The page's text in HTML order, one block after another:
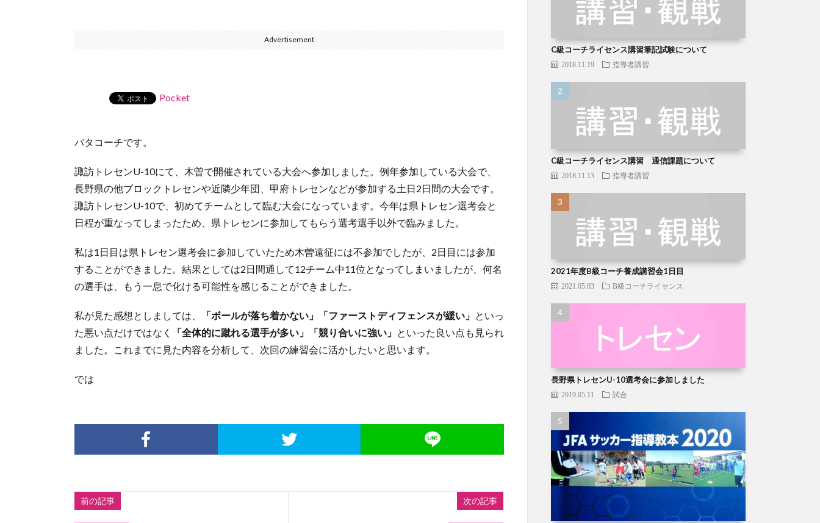
Advertisement
Pocket
バタコーチです。
諏訪トレセンU-10にて、木曽で開催されている大会へ参加しました。例年参加している大会で、
長野県の他ブロックトレセンや近隣少年団、甲府トレセンなどが参加する土日2日間の大会です。
諏訪トレセンU-10で、初めてチームとして臨む大会になっています。今年は県トレセン選考会と
日程が重なってしまったため、県トレセンに参加してもらう選考選手以外で臨みました。
私は1日目は県トレセン選考会に参加していたため木曽遠征には不参加でしたが、2日目には参加
することができました。結果としては2日間通して12チーム中11位となってしまいましたが、何名
の選手は、もう一息で化ける可能性を感じることができました。
私が見た感想としましては、 「ボールが落ち着かない」「ファーストディフェンスが緩い」 といっ
た悪い点だけではなく
「全体的に蹴れる選手が多い」「競り合いに強い」 といった良い点も見られ
ました。これまでに見た内容を分析して、次回の練習会に活かしたいと思います。
では
前の記事 次の記事
C級コーチライセンス講習筆記試験について
2018.11.19 指導者講習
C級コーチライセンス講習 通信課題について
2018.11.13 指導者講習
2021年度B級コーチ養成講習会1日目
2021.05.03 B級コーチライセンス
長野県トレセンU-10選考会に参加しました
2019.05.11 試合